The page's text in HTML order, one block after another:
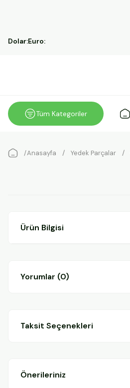
Dolar:Euro:
Tüm Kategoriler
Anasayfa Yedek Parçalar
Ürün Bilgisi
Yorumlar (0)
Taksit Seçenekleri
Önerileriniz